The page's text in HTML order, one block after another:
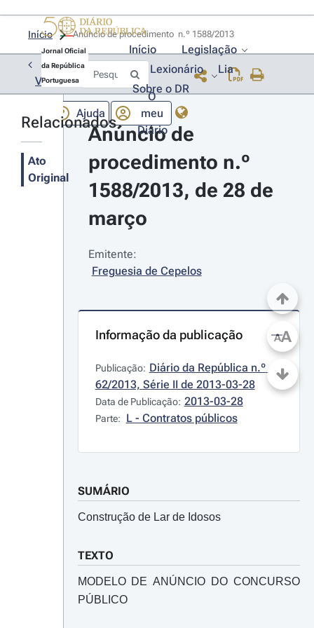
Jornal Oficial
da República
Portuguesa
Início
Legislação
Lexionário
Lia
Sobre o DR
Ajuda
O
meu
Diário
Início
Voltar
Relacionados
Ato
Original
Anúncio de
procedimento n.º
1588/2013, de 28 de
março
Emitente:
Freguesia de Cepelos
Informação da publicação
Publicação: Diário da República n.º
62/2013, Série II de 2013-03-28
Data de Publicação: 2013-03-28
Parte: L - Contratos públicos
SUMÁRIO
Construção de Lar de Idosos
TEXTO
MODELO DE ANÚNCIO DO CONCURSO
PÚBLICO
AA